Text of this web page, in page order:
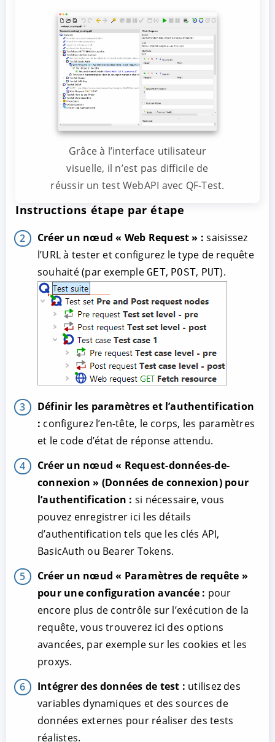
Grâce à l’interface utilisateur
visuelle, il n’est pas difficile de
réussir un test WebAPI avec QF-Test.
Instructions étape par étape
Créer un nœud « Web Request » : saisissez
l’URL à tester et configurez le type de requête
souhaité (par exempleGET, POST, PUT).
Définir les paramètres et l’authentification
: configurez l’en-tête, le corps, les paramètres
et le code d’état de réponse attendu.
Créer un nœud « Request-données-de-
connexion » (Données de connexion) pour
l’authentification : si nécessaire, vous
pouvez enregistrer ici les détails
d’authentification tels que les clés API,
BasicAuth ou Bearer Tokens.
Créer un nœud « Paramètres de requête »
pour une configuration avancée : pour
encore plus de contrôle sur l’exécution de la
requête, vous trouverez ici des options
avancées, par exemple sur les cookies et les
proxys.
Intégrer des données de test : utilisez des
variables dynamiques et des sources de
données externes pour réaliser des tests
réalistes.